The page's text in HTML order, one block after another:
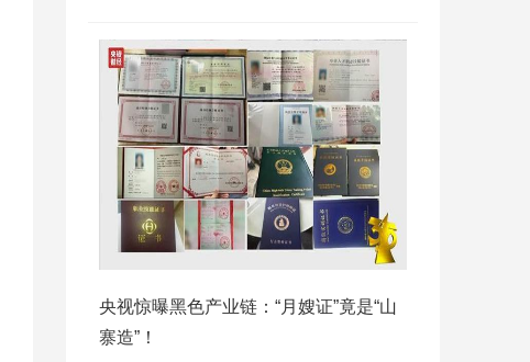
央视惊曝黑色产业链：“月嫂证”竟是“山
寨造”！